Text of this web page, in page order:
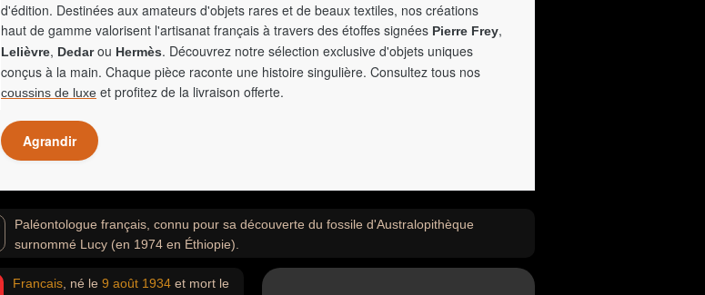
d'édition. Destinées aux amateurs d'objets rares et de beaux textiles, nos créations
haut de gamme valorisent l'artisanat français à travers des étoffes signées Pierre Frey,
Lelièvre, Dedarou Hermès. Découvrez notre sélection exclusive d'objets uniques
conçus à la main. Chaque pièce raconte une histoire singulière. Consultez tous nos
coussins de luxe et profitez de la livraison offerte.
Agrandir
Paléontologue français, connu pour sa découverte du fossile d'Australopithèque
surnommé Lucy (en 1974 en Éthiopie).
Francais , né le 9 août 1934 et mort le